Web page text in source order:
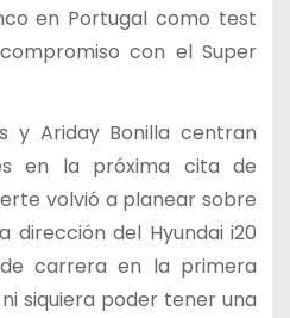
en Portugal como test
con el Super
y Ariday Bonilla centran
en la próxima cita de
volvió a planear sobre
dirección del Hyundai i20
carrera en la primera
siquiera poder tener una